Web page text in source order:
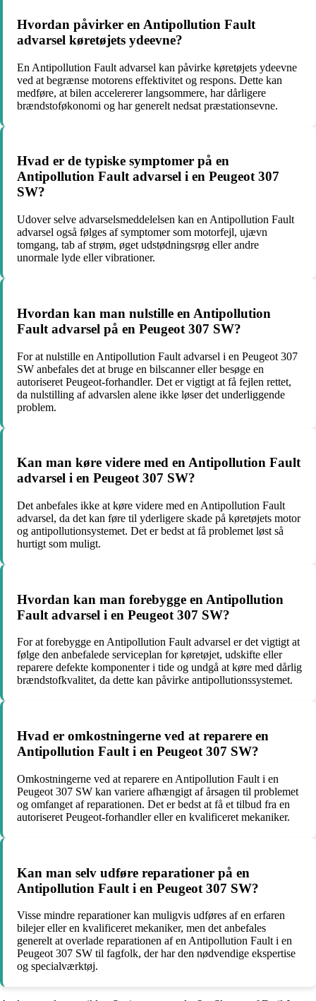
Hvordan påvirker en Antipollution Fault
advarsel køretøjets ydeevne?
En Antipollution Fault advarsel kan påvirke køretøjets ydeevne
ved at begrænse motorens effektivitet og respons. Dette kan
medføre, at bilen accelererer langsommere, har dårligere
brændstoføkonomi og har generelt nedsat præstationsevne.
Hvad er de typiske symptomer på en
Antipollution Fault advarsel i en Peugeot 307
SW?
Udover selve advarselsmeddelelsen kan en Antipollution Fault
advarsel også følges af symptomer som motorfejl, ujævn
tomgang, tab af strøm, øget udstødningsrøg eller andre
unormale lyde eller vibrationer.
Hvordan kan man nulstille en Antipollution
Fault advarsel på en Peugeot 307 SW?
For at nulstille en Antipollution Fault advarsel i en Peugeot 307
SW anbefales det at bruge en bilscanner eller besøge en
autoriseret Peugeot-forhandler. Det er vigtigt at få fejlen rettet,
da nulstilling af advarslen alene ikke løser det underliggende
problem.
Kan man køre videre med en Antipollution Fault
advarsel i en Peugeot 307 SW?
Det anbefales ikke at køre videre med en Antipollution Fault
advarsel, da det kan føre til yderligere skade på køretøjets motor
og antipollutionsystemet. Det er bedst at få problemet løst så
hurtigt som muligt.
Hvordan kan man forebygge en Antipollution
Fault advarsel i en Peugeot 307 SW?
For at forebygge en Antipollution Fault advarsel er det vigtigt at
følge den anbefalede serviceplan for køretøjet, udskifte eller
reparere defekte komponenter i tide og undgå at køre med dårlig
brændstofkvalitet, da dette kan påvirke antipollutionssystemet.
Hvad er omkostningerne ved at reparere en
Antipollution Fault i en Peugeot 307 SW?
Omkostningerne ved at reparere en Antipollution Fault i en
Peugeot 307 SW kan variere afhængigt af årsagen til problemet
og omfanget af reparationen. Det er bedst at få et tilbud fra en
autoriseret Peugeot-forhandler eller en kvalificeret mekaniker.
Kan man selv udføre reparationer på en
Antipollution Fault i en Peugeot 307 SW?
Visse mindre reparationer kan muligvis udføres af en erfaren
bilejer eller en kvalificeret mekaniker, men det anbefales
generelt at overlade reparationen af en Antipollution Fault i en
Peugeot 307 SW til fagfolk, der har den nødvendige ekspertise
og specialværktøj.